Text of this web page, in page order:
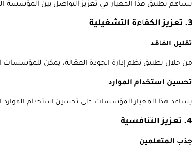
يساهم تطبيق هذا المعيار في تعزيز التواصل بين المؤسسة
3. تعزيز الكفاءة التشغيلية
تقليل الفاقد
من خلال تطبيق نظم إدارة الجودة الفعّالة، يمكن للمؤسسات
تحسين استخدام الموارد
يساعد هذا المعيار المؤسسات على تحسين استخدام الموارد
4. تعزيز التنافسية
جذب المتعلمين